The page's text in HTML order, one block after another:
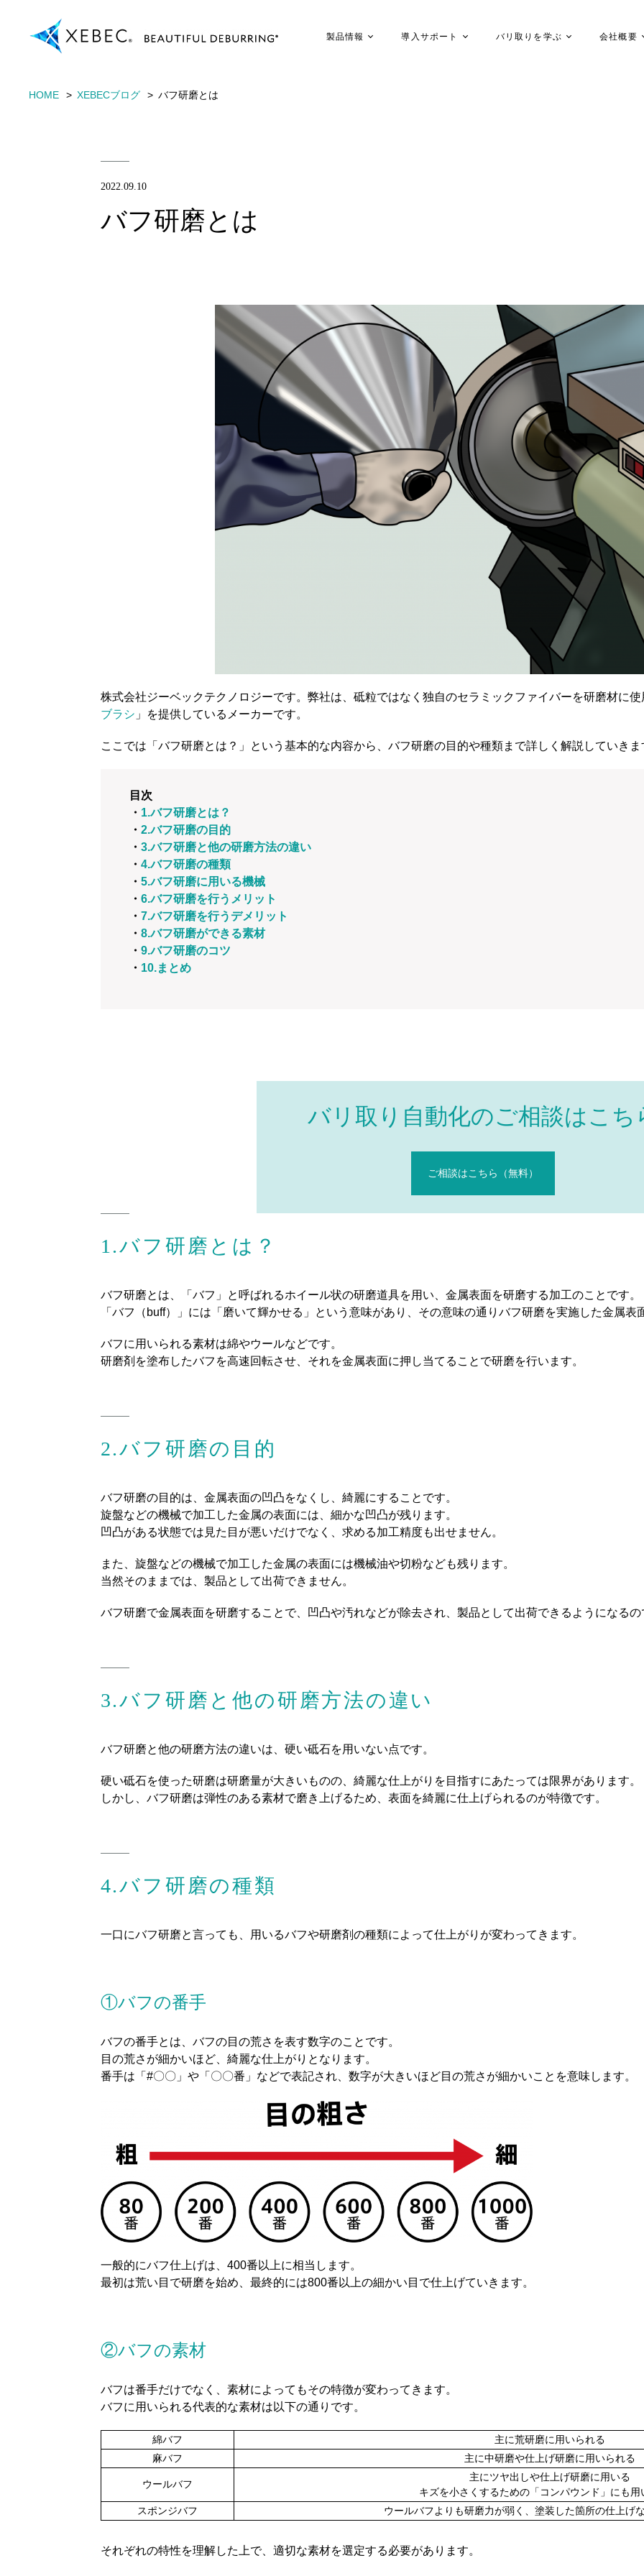
製品情報 導入サポート バリ取りを学ぶ 会社概要
HOME XEBECブログ バフ研磨とは
2022.09.10
バフ研磨とは
株式会社ジーベックテクノロジーです。弊社は、砥粒ではなく独自のセラミックファイバーを研磨材に
ブラシ 」を提供しているメーカーです。
ここでは「バフ研磨とは？」という基本的な内容から、バフ研磨の目的や種類まで詳しく解説していきま
目次
・ 1.バフ研磨とは？
・ 2.バフ研磨の目的
・ 3.バフ研磨と他の研磨方法の違い
・ 4.バフ研磨の種類
・ 5.バフ研磨に用いる機械
・ 6.バフ研磨を行うメリット
・ 7.バフ研磨を行うデメリット
・ 8.バフ研磨ができる素材
・ 9.バフ研磨のコツ
・ 10.まとめ
バリ取り自動化のご相談はこち
ご相談はこちら（無料）
1.バフ研磨とは？
バフ研磨とは、「バフ」と呼ばれるホイール状の研磨道具を用い、金属表面を研磨する加工のことです。
「バフ（buff）」には「磨いて輝かせる」という意味があり、その意味の通りバフ研磨を実施した金属
バフに用いられる素材は綿やウールなどです。
研磨剤を塗布したバフを高速回転させ、それを金属表面に押し当てることで研磨を行います。
2.バフ研磨の目的
バフ研磨の目的は、金属表面の凹凸をなくし、綺麗にすることです。
旋盤などの機械で加工した金属の表面には、細かな凹凸が残ります。
凹凸がある状態では見た目が悪いだけでなく、求める加工精度も出せません。
また、旋盤などの機械で加工した金属の表面には機械油や切粉なども残ります。
当然そのままでは、製品として出荷できません。
バフ研磨で金属表面を研磨することで、凹凸や汚れなどが除去され、製品として出荷できるようになるの
3.バフ研磨と他の研磨方法の違い
バフ研磨と他の研磨方法の違いは、硬い砥石を用いない点です。
硬い砥石を使った研磨は研磨量が大きいものの、綺麗な仕上がりを目指すにあたっては限界があります。
しかし、バフ研磨は弾性のある素材で磨き上げるため、表面を綺麗に仕上げられるのが特徴です。
4.バフ研磨の種類
一口にバフ研磨と言っても、用いるバフや研磨剤の種類によって仕上がりが変わってきます。
①バフの番手
バフの番手とは、バフの目の荒さを表す数字のことです。
目の荒さが細かいほど、綺麗な仕上がりとなります。
番手は「#〇〇」や「〇〇番」などで表記され、数字が大きいほど目の荒さが細かいことを意味します。
一般的にバフ仕上げは、400番以上に相当します。
最初は荒い目で研磨を始め、最終的には800番以上の細かい目で仕上げていきます。
②バフの素材
バフは番手だけでなく、素材によってもその特徴が変わってきます。
バフに用いられる代表的な素材は以下の通りです。
綿バフ
主に荒研磨に用いられる
麻バフ
主に中研磨や仕上げ研磨に用いられる
ウールバフ
主にツヤ出しや仕上げ研磨に用いる
キズを小さくするための「コンパウンド」にも用
スポンジバフ
ウールバフよりも研磨力が弱く、塗装した箇所の仕上げ
それぞれの特性を理解した上で、適切な素材を選定する必要があります。